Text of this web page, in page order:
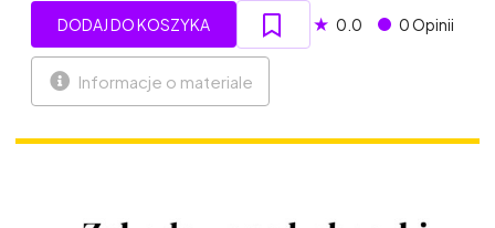
DODAJ DO KOSZYKA ★ 0.0 0 Opinii
Informacje o materiale